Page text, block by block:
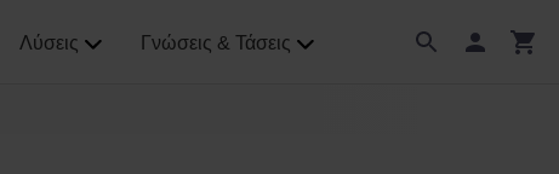
Λύσεις Γνώσεις & Τάσεις